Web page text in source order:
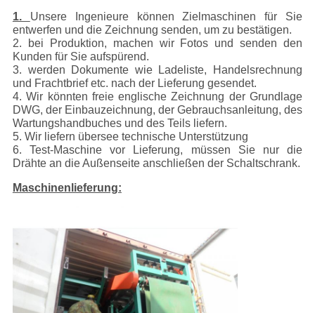
1. Unsere Ingenieure können Zielmaschinen für Sie
entwerfen und die Zeichnung senden, um zu bestätigen.
2. bei Produktion, machen wir Fotos und senden den
Kunden für Sie aufspürend.
3. werden Dokumente wie Ladeliste, Handelsrechnung
und Frachtbrief etc. nach der Lieferung gesendet.
4. Wir könnten freie englische Zeichnung der Grundlage
DWG, der Einbauzeichnung, der Gebrauchsanleitung, des
Wartungshandbuches und des Teils liefern.
5. Wir liefern übersee technische Unterstützung
6. Test-Maschine vor Lieferung, müssen Sie nur die
Drähte an die Außenseite anschließen der Schaltschrank.
Maschinenlieferung: